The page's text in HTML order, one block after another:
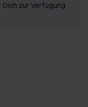
zur Verfügung